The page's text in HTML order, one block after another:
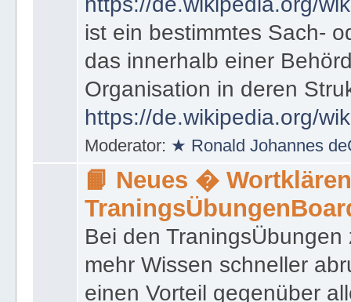
ist ein bestimmtes Sach-
das innerhalb einer
Organisation in deren
https://de.wikipedia.org/
Moderator: ★ Ronald Johannes
📙 Neues �
Bei den
mehr Wissen schneller
einen Vorteil gegenüber